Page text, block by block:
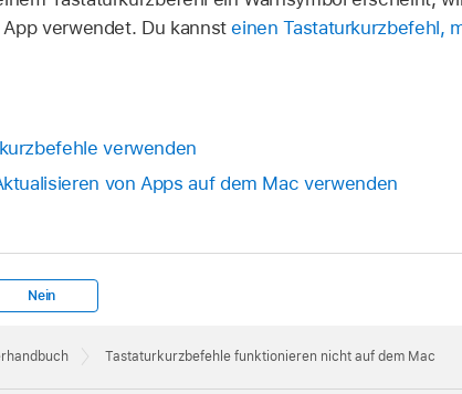
App verwendet. Du kannsteinen Tastaturkurzbefehl,
verwenden
von Apps auf dem Mac verwenden
Nein
Tastaturkurzbefehle funktionieren nicht auf dem Mac